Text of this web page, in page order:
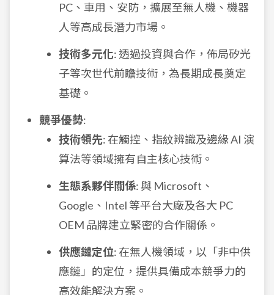
PC、車用、安防，擴展至無人機、機器
人等高成長潛力市場。
技術多元化: 透過投資與合作，佈局矽光
子等次世代前瞻技術，為長期成長奠定
基礎。
競爭優勢:
技術領先: 在觸控、指紋辨識及邊緣 AI 演
算法等領域擁有自主核心技術。
生態系夥伴關係: 與 Microsoft、
Google、Intel 等平台大廠及各大 PC
OEM 品牌建立緊密的合作關係。
供應鏈定位: 在無人機領域，以「非中供
應鏈」的定位，提供具備成本競爭力的
高效能解決方案。